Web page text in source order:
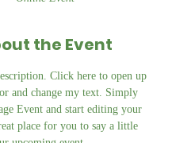
the Event
Click here to open up
and change my text. Simply
Event and start editing your
place for you to say a little